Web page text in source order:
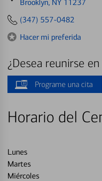
Brooklyn, NY 11237
(347) 557-0482
Hacer mi preferida
¿Desea reunirse
Programe una cita
Horario del
Lunes
Martes
Miércoles